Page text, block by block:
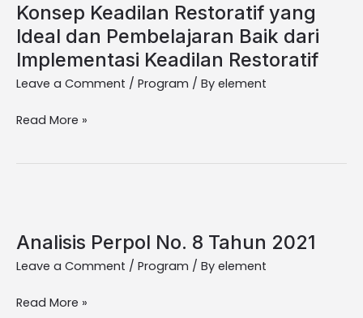
Konsep Keadilan Restoratif yang
Ideal dan Pembelajaran Baik dari
Implementasi Keadilan Restoratif
Leave a Comment / Program / By element
Read More »
Analisis Perpol No. 8 Tahun 2021
Leave a Comment / Program / By element
No.
8
2021
Read More »